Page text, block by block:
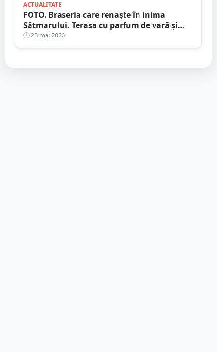
ACTUALITATE
FOTO. Braseria care renaște în inima
Sătmarului. Terasa cu parfum de vară și
atmosferă pariziană
23 mai 2026